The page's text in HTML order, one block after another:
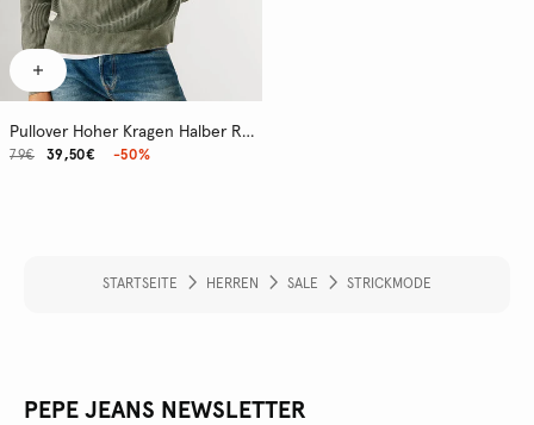
Pullover Hoher Kragen Halber Reissverschluss
39,50€
79€ -50%
STARTSEITE HERREN SALE STRICKMODE
PEPE JEANS NEWSLETTER